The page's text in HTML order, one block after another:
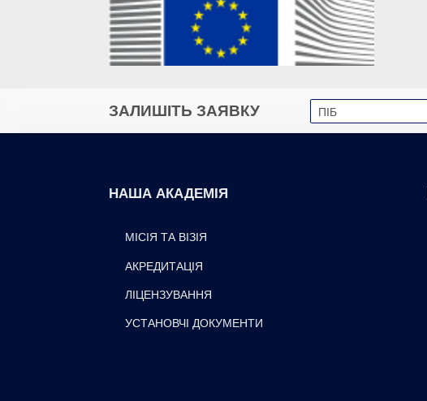
ЗАЛИШІТЬ ЗАЯВКУ
НАША АКАДЕМІЯ
МІСІЯ ТА ВІЗІЯ
АКРЕДИТАЦІЯ
ЛІЦЕНЗУВАННЯ
УСТАНОВЧІ ДОКУМЕНТИ